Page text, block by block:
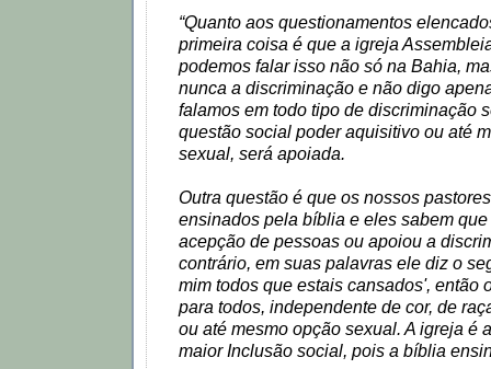
“Quanto aos questionamentos
primeira coisa é que a igreja
podemos falar isso não só na Bahia,
nunca a discriminação e não digo
falamos em todo tipo de discriminação
questão social poder aquisitivo ou até
sexual, será apoiada.
Outra questão é que os nossos
ensinados pela bíblia e eles sabem
acepção de pessoas ou apoiou a
contrário, em suas palavras ele diz o
mim todos que estais cansados', então
para todos, independente de cor, de
ou até mesmo opção sexual. A igreja é
maior Inclusão social, pois a bíblia